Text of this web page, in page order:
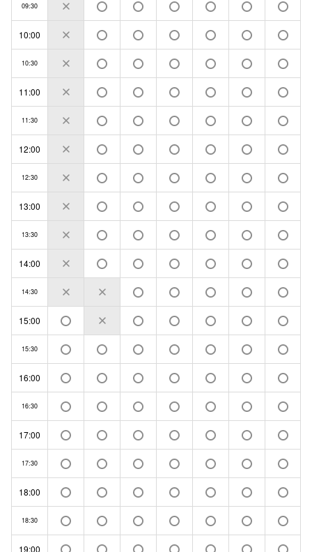
09:30
10:00
10:30
11:00
11:30
12:00
12:30
13:00
13:30
14:00
14:30
15:00
15:30
16:00
16:30
17:00
17:30
18:00
18:30
19:00